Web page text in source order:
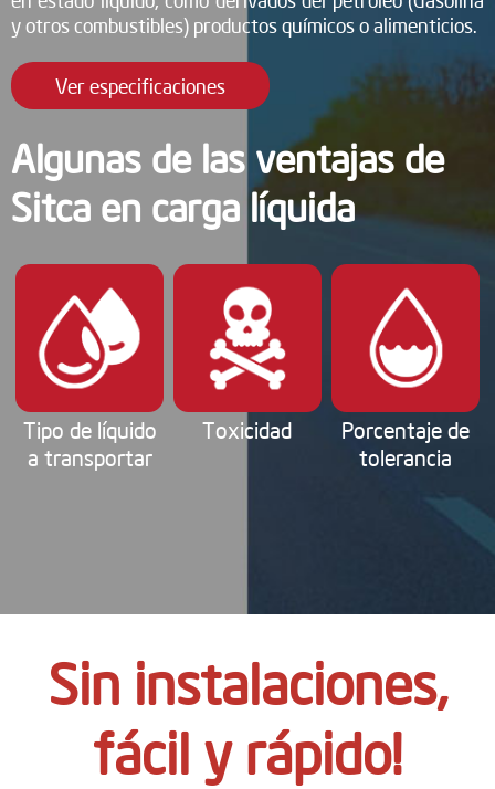
y otros combustibles) productos químicos o alimenticios.
Ver especificaciones
Algunas de las ventajas de
Sitca en carga líquida
Tipo de líquido
a transportar
Toxicidad
Porcentaje de
tolerancia
Sin instalaciones,
fácil y rápido!